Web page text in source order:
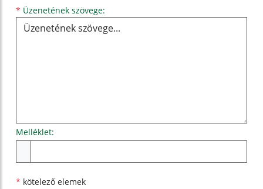
* Üzenetének szövege:
Melléklet:
* kötelező elemek